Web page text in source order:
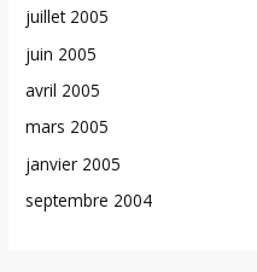
juillet 2005
juin 2005
avril 2005
mars 2005
janvier 2005
septembre 2004